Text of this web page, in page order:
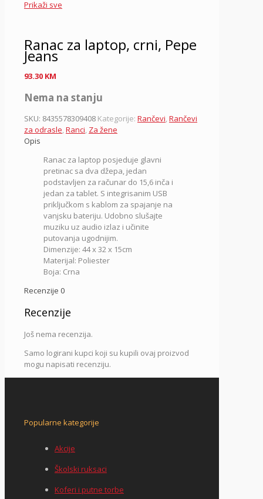
Prikaži sve
Ranac za laptop, crni, Pepe
Jeans
93.30 KM
Nema na stanju
SKU: 8435578309408 Kategorije: Rančevi,Rančevi
za odrasle,Ranci, Za žene
Opis
Ranac za laptop posjeduje glavni
pretinac sa dva džepa, jedan
podstavljen za računar do 15,6 inča i
jedan za tablet. S integrisanim USB
priključkom s kablom za spajanje na
vanjsku bateriju. Udobno slušajte
muziku uz audio izlaz i učinite
putovanja ugodnijim.
Dimenzije: 44 x 32 x 15cm
Materijal: Poliester
Boja: Crna
Recenzije 0
Recenzije
Još nema recenzija.
Samo logirani kupci koji su kupili ovaj proizvod
mogu napisati recenziju.
Popularne kategorije
Akcije
Školski ruksaci
Koferi i putne torbe